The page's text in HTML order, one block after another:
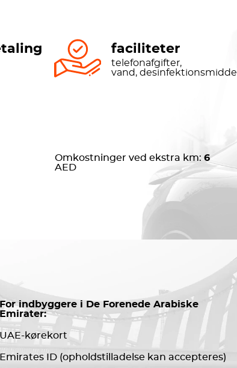
faciliteter
telefonafgifter,
vand, desinfektionsmiddel
Omkostninger ved ekstra km: 6
AED
For indbyggere i De Forenede Arabiske
Emirater:
UAE-kørekort
Emirates ID (opholdstilladelse kan accepteres)